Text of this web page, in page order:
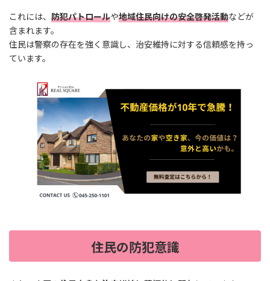
これには、 防犯パトロールや地域住民向けの安全啓発活動などが
含まれます。
住民は警察の存在を強く意識し、治安維持に対する信頼感を持っ
ています。
住民の防犯意識